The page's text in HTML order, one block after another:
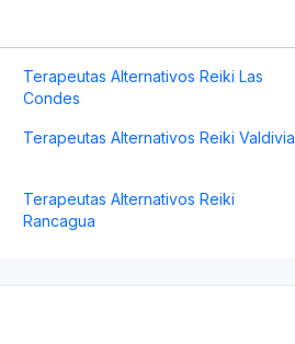
Terapeutas Alternativos Reiki Las
Condes
Terapeutas Alternativos Reiki Valdivia
Terapeutas Alternativos Reiki
Rancagua